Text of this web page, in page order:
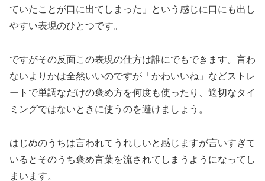
ていたことが口に出てしまった」という感じに口にも出し
やすい表現のひとつです。
ですがその反面この表現の仕方は誰にでもできます。言わ
ないよりかは全然いいのですが「かわいいね」などストレ
ートで単調なだけの褒め方を何度も使ったり、適切なタイ
ミングではないときに使うのを避けましょう。
はじめのうちは言われてうれしいと感じますが言いすぎて
いるとそのうち褒め言葉を流されてしまうようになってし
まいます。